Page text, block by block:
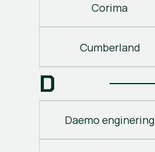
Corima
Cumberland
D
Daemo enginering